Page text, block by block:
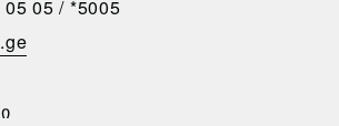
05 05 / *5005